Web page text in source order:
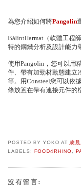
為您介紹如何將Pangolin
BálintHarmat（軟體工程
特的鋼鐵分析及設計能力
使用Pangolin，您可以用
件、帶有加勁材動態建立
等。用Consteel您可以依
條放置在帶有連接元件的
POSTED BY YOKO AT 凌
LABELS: FOOD4RHINO,
沒有留言: